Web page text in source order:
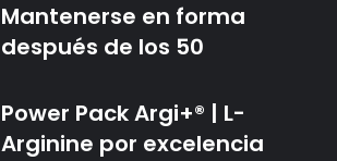
Mantenerse en forma
después de los 50
Power Pack Argi+® | L-
Arginine por excelencia